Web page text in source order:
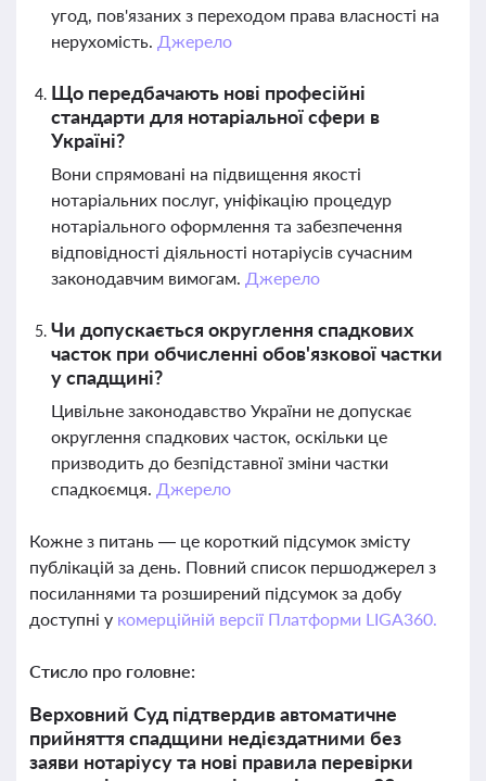
угод, пов'язаних з переходом права власності на
нерухомість. Джерело
Що передбачають нові професійні
стандарти для нотаріальної сфери в
Україні?
Вони спрямовані на підвищення якості
нотаріальних послуг, уніфікацію процедур
нотаріального оформлення та забезпечення
відповідності діяльності нотаріусів сучасним
законодавчим вимогам. Джерело
Чи допускається округлення спадкових
часток при обчисленні обов'язкової частки
у спадщині?
Цивільне законодавство України не допускає
округлення спадкових часток, оскільки це
призводить до безпідставної зміни частки
спадкоємця. Джерело
Кожне з питань — це короткий підсумок змісту
публікацій за день. Повний список першоджерел з
посиланнями та розширений підсумок за добу
доступні у комерційній версії Платформи LIGA360.
Стисло про головне:
Верховний Суд підтвердив автоматичне
прийняття спадщини недієздатними без
заяви нотаріусу та нові правила перевірки